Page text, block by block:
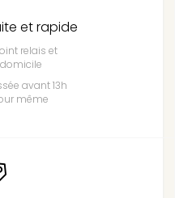
et rapide
relais et
avant 13h
même